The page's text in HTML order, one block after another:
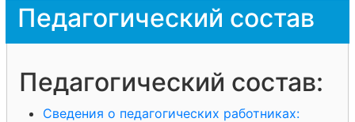
Педагогический состав
Педагогический состав:
Сведения о педагогических работниках: